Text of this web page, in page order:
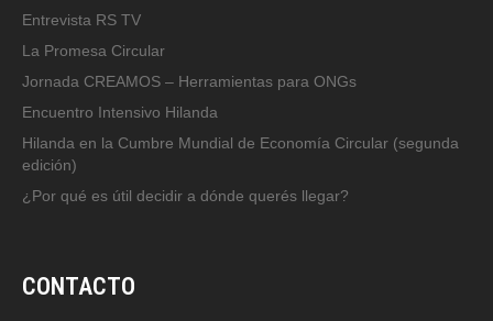
Entrevista RS TV
La Promesa Circular
Jornada CREAMOS – Herramientas para ONGs
Encuentro Intensivo Hilanda
Hilanda en la Cumbre Mundial de Economía Circular (segunda
edición)
¿Por qué es útil decidir a dónde querés llegar?
CONTACTO